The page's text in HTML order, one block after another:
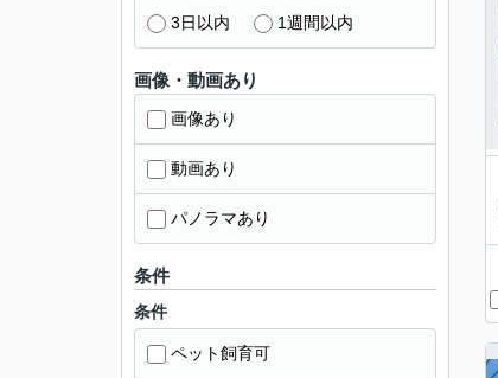
3日以内 1週間以内
画像・動画あり
画像あり
動画あり
パノラマあり
条件
条件
ペット飼育可